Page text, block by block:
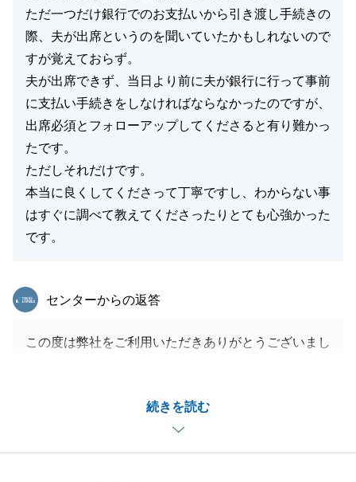
ただ一つだけ銀行でのお支払いから引き渡し手続きの
際、夫が出席というのを聞いていたかもしれないので
すが覚えておらず。
夫が出席できず、当日より前に夫が銀行に行って事前
に支払い手続きをしなければならなかったのですが、
出席必須とフォローアップしてくださると有り難かっ
たです。
ただしそれだけです。
本当に良くしてくださって丁寧ですし、わからない事
はすぐに調べて教えてくださったりとても心強かった
です。
続きを読む
東急リバブル
センターからの返答
この度は弊社をご利用いただきありがとうございまし
いただいたお言葉を胸に今後もお客様へ質の良いサー
ビスを提供できるよう精進して参ります。